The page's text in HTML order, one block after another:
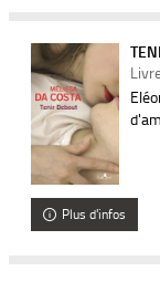
Plus d'infos